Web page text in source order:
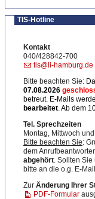
TIS-Hotline
Kontakt
040/428842-700
tis@li-hamburg.de
Bitte beachten Sie:
07.08.2026
betreut. E-Mails
bearbeitet. Ab dem
Tel. Sprechzeiten
Montag, Mittwoch
Bitte beachten Sie:
dem
abgehört. Sollten
bitte an die o.g. E-
Zur Änderung Ihrer
PDF-Formular